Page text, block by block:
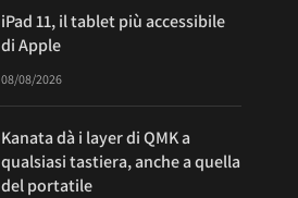
iPad 11, il tablet più accessibile
di Apple
08/08/2026
Kanata dà i layer di QMK a
qualsiasi tastiera, anche a quella
del portatile